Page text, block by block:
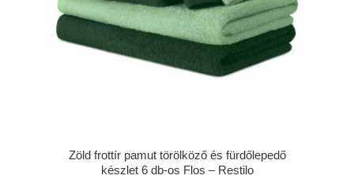
Zöld frottír pamut törölköző és fürdőlepedő
készlet 6 db-os Flos – Restilo